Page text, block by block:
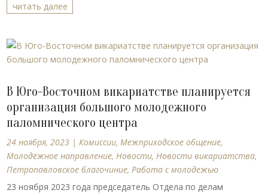
читать далее
В Юго-Восточном викариатстве планируется
организация большого молодежного
паломнического центра
24 ноября, 2023 |Комиссии,Межприходское общение,
Молодёжное направление,Новости,Новости викариатства,
Петропавловское благочиние,Работа с молодежью
23 ноября 2023 года председатель Отдела по делам